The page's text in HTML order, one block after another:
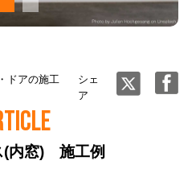
ドアの施工
シェ
ア
(内窓) 施工例